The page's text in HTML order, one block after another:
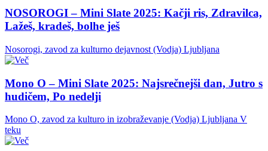
NOSOROGI – Mini Slate 2025: Kačji ris, Zdravilca,
Lažeš, kradeš, bolhe ješ
Nosorogi, zavod za kulturno dejavnost (Vodja) Ljubljana
Mono O – Mini Slate 2025: Najsrečnejši dan, Jutro s
hudičem, Po nedelji
Mono O, zavod za kulturo in izobraževanje (Vodja) Ljubljana V
teku